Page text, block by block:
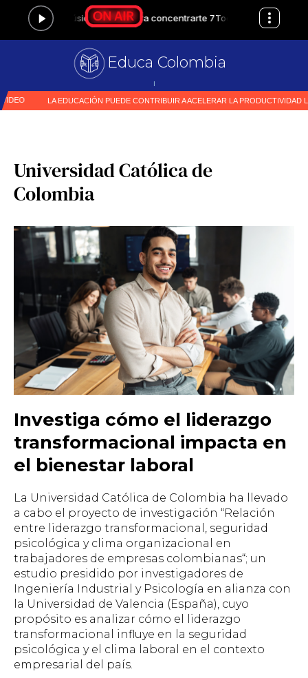
Educa Colombia
Prime
Universidad Católica de
Colombia
Investiga cómo el liderazgo
transformacional impacta en
el bienestar laboral
La Universidad Católica de Colombia ha llevado
a cabo el proyecto de investigación “Relación
entre liderazgo transformacional, seguridad
psicológica y clima organizacional en
trabajadores de empresas colombianas“; un
estudio presidido por investigadores de
Ingeniería Industrial y Psicología en alianza con
la Universidad de Valencia (España), cuyo
propósito es analizar cómo el liderazgo
transformacional influye en la seguridad
psicológica y el clima laboral en el contexto
empresarial del país.